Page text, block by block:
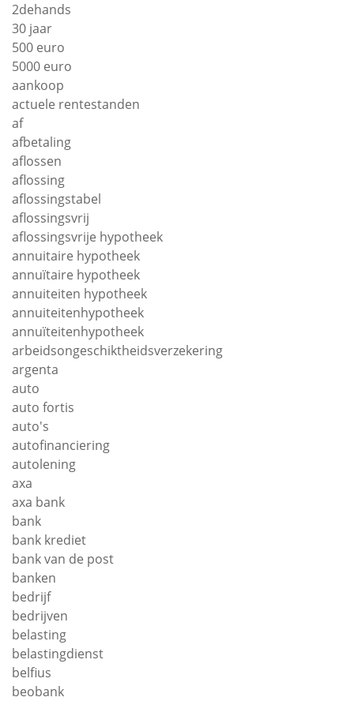
2dehands
30 jaar
500 euro
5000 euro
aankoop
actuele rentestanden
af
afbetaling
aflossen
aflossing
aflossingstabel
aflossingsvrij
aflossingsvrije hypotheek
annuitaire hypotheek
annuïtaire hypotheek
annuiteiten hypotheek
annuiteitenhypotheek
annuïteitenhypotheek
arbeidsongeschiktheidsverzekering
argenta
auto
auto fortis
auto's
autofinanciering
autolening
axa
axa bank
bank
bank krediet
bank van de post
banken
bedrijf
bedrijven
belasting
belastingdienst
belfius
beobank